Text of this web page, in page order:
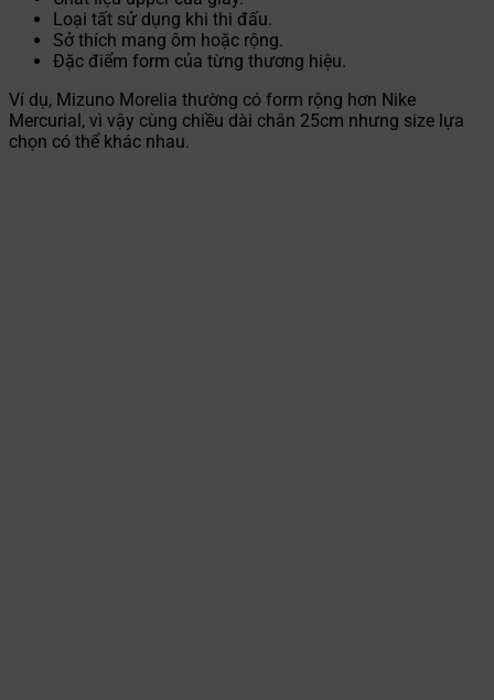
Loại tất sử dụng khi thi đấu.
Sở thích mang ôm hoặc rộng.
Đặc điểm form của từng thương hiệu.
Ví dụ, Mizuno Morelia thường có form rộng hơn Nike
Mercurial, vì vậy cùng chiều dài chân 25cm nhưng size lựa
chọn có thể khác nhau.